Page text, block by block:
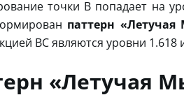
точки B попадает на
паттерн
BC являются уровни 1.618
«Летучая